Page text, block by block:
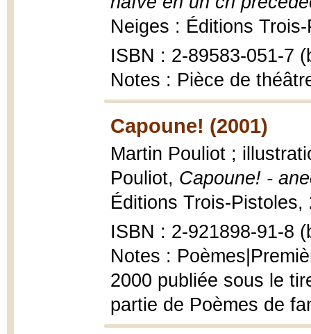
Neiges : Éditions
ISBN : 2-89583-051-7
Notes : Pièce de
Capoune! (2001)
Martin Pouliot ;
Pouliot, Capoune! -
Éditions Trois-
ISBN : 2-921898-91-8
Notes :
2000 publiée sous le
partie de Poèmes de